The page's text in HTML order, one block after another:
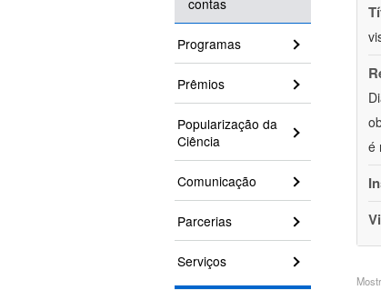
contas
Programas
Prêmios
Popularização da
Ciência
Comunicação
Parcerias
Serviços
é